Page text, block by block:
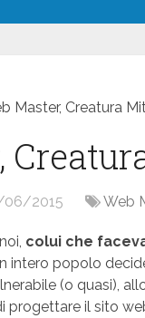
Master, Creatura
06/2015 Web
colui che
intero popolo
(o quasi),
progettare il sito